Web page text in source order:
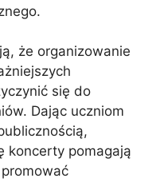
że organizowanie
się do
Dając uczniom
koncerty pomagają